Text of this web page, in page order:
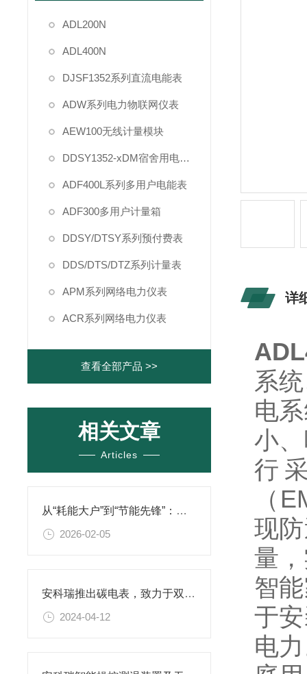
ADL200N
ADL400N
DJSF1352系列直流电能表
ADW系列电力物联网仪表
AEW100无线计量模块
DDSY1352-xDM宿舍用电管理
ADF400L系列多用户电能表
ADF300多用户计量箱
DDSY/DTSY系列预付费表
DDS/DTS/DTZ系列计量表
APM系列网络电力仪表
ACR系列网络电力仪表
查看全部产品 >>
相关文章
Articles
从“耗能大户”到“节能先锋”：公共建筑如何实现智慧节能新跨越？
2026-02-05
安科瑞推出碳电表，致力于双碳减排服务
2024-04-12
详
系
电
小
行
（
现
量
智
于
电